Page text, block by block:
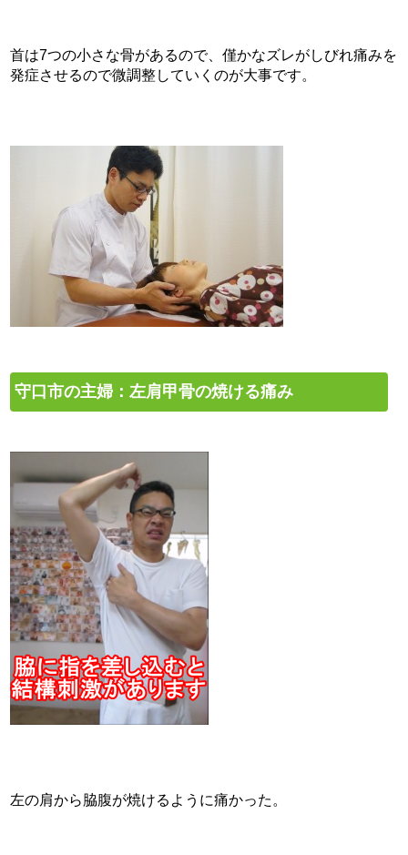
首は7つの小さな骨があるので、僅かなズレがしびれ痛みを
発症させるので微調整していくのが大事です。
守口市の主婦：左肩甲骨の焼ける痛み
左の肩から脇腹が焼けるように痛かった。